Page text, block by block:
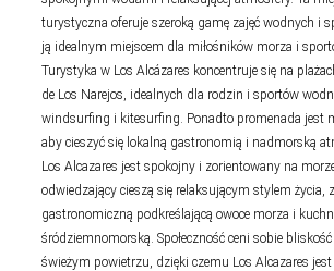
turystyczna oferuje szeroką gamę zajęć wodnych i
ją idealnym miejscem dla miłośników morza i
Turystyka w Los Alcázares koncentruje się na
de Los Narejos, idealnych dla rodzin i sportów
windsurfing i kitesurfing. Ponadto promenada jest
aby cieszyć się lokalną gastronomią i nadmorską
Los Alcazares jest spokojny i zorientowany na
odwiedzający cieszą się relaksującym stylem życia,
gastronomiczną podkreślającą owoce morza i
śródziemnomorską. Społeczność ceni sobie
świeżym powietrzu, dzięki czemu Los Alcazares